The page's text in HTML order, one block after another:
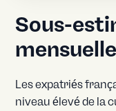
Sous-
mensuelle
Les expatriés
niveau élevé de la